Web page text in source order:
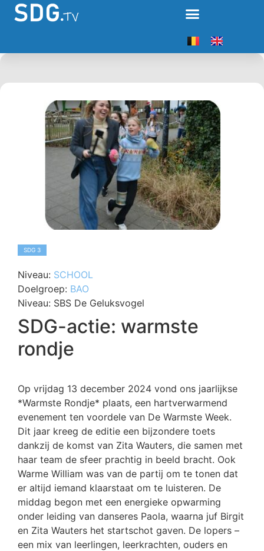
SDG 3
Niveau: SCHOOL
Doelgroep: BAO
Niveau: SBS De Geluksvogel
SDG-actie: warmste
rondje
Op vrijdag 13 december 2024 vond ons jaarlijkse
*Warmste Rondje* plaats, een hartverwarmend
evenement ten voordele van De Warmste Week.
Dit jaar kreeg de editie een bijzondere toets
dankzij de komst van Zita Wauters, die samen met
haar team de sfeer prachtig in beeld bracht. Ook
Warme William was van de partij om te tonen dat
er altijd iemand klaarstaat om te luisteren. De
middag begon met een energieke opwarming
onder leiding van danseres Paola, waarna juf Birgit
en Zita Wauters het startschot gaven. De lopers –
een mix van leerlingen, leerkrachten, ouders en